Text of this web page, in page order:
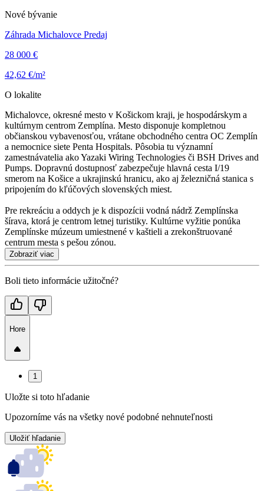
Nové bývanie
Záhrada Michalovce Predaj
28 000 €
42,62 €/m²
O lokalite
Michalovce, okresné mesto v Košickom kraji, je hospodárskym a
kultúrnym centrom Zemplína. Mesto disponuje kompletnou
občianskou vybavenosťou, vrátane obchodného centra OC Zemplín
a nemocnice siete Penta Hospitals. Pôsobia tu významní
zamestnávatelia ako Yazaki Wiring Technologies či BSH Drives and
Pumps. Dopravnú dostupnosť zabezpečuje hlavná cesta I/19
smerom na Košice a ukrajinskú hranicu, ako aj železničná stanica s
pripojením do kľúčových slovenských miest.
Pre rekreáciu a oddych je k dispozícii vodná nádrž Zemplínska
šírava, ktorá je centrom letnej turistiky. Kultúrne vyžitie ponúka
Zemplínske múzeum umiestnené v kaštieli a zrekonštruované
centrum mesta s pešou zónou.
Zobraziť viac
Boli tieto informácie užitočné?
Hore
1
Uložte si toto hľadanie
Upozorníme vás na všetky nové podobné nehnuteľnosti
Uložiť hľadanie